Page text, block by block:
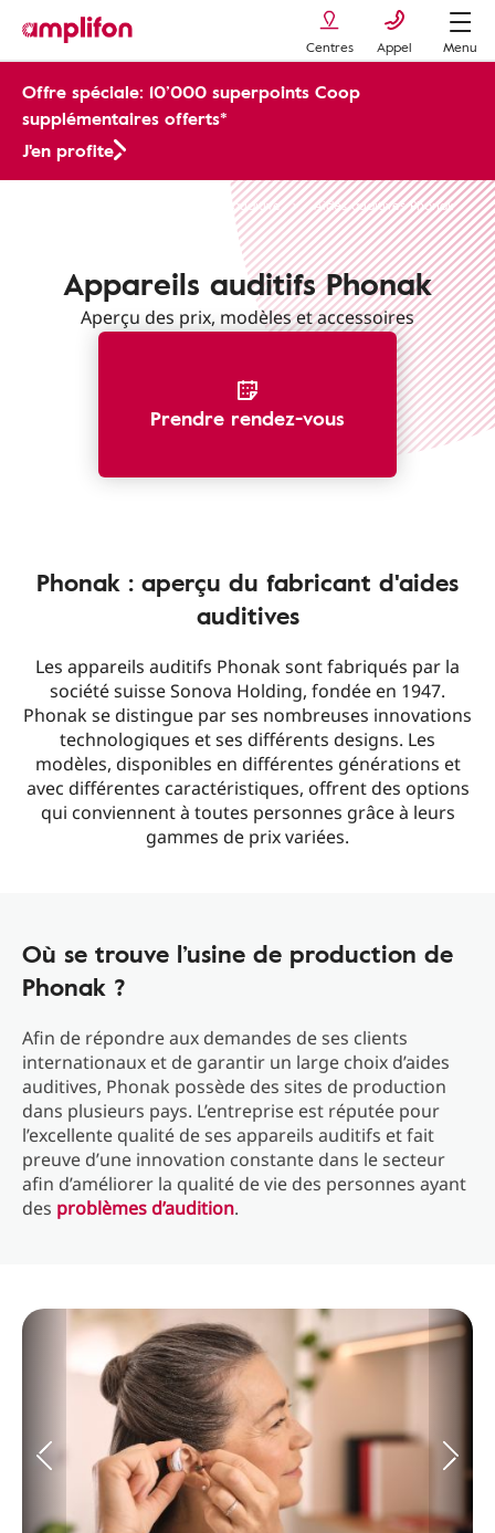
Centres Appel Menu
Offre spéciale: 10’000 superpoints Coop
supplémentaires offerts*
J'en profite
Achat aide auditive Aides auditives Phonak
Appareils auditifs Phonak
Aperçu des prix, modèles et accessoires
Prendre rendez-vous
Phonak : aperçu du fabricant d'aides
auditives
Les appareils auditifs Phonak sont fabriqués par la
société suisse Sonova Holding, fondée en 1947.
Phonak se distingue par ses nombreuses innovations
technologiques et ses différents designs. Les
modèles, disponibles en différentes générations et
avec différentes caractéristiques, offrent des options
qui conviennent à toutes personnes grâce à leurs
gammes de prix variées.
Où se trouve l’usine de production de
Phonak ?
Afin de répondre aux demandes de ses clients
internationaux et de garantir un large choix d’aides
auditives, Phonak possède des sites de production
dans plusieurs pays. L’entreprise est réputée pour
l’excellente qualité de ses appareils auditifs et fait
preuve d’une innovation constante dans le secteur
afin d’améliorer la qualité de vie des personnes ayant
des problèmes d’audition.